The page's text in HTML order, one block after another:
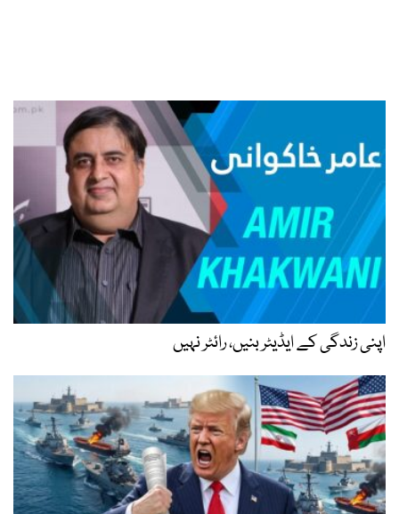
اپنی زندگی کے ایڈیٹر بنیں، رائٹر نہیں